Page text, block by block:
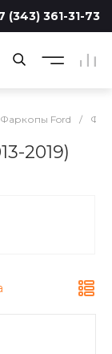
(343) 361-31-73
Фаркопы Ford /
2019)